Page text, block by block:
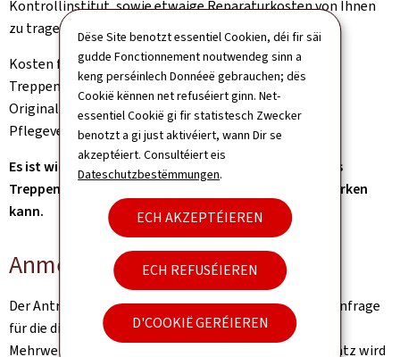
Dëse Site benotzt essentiel Cookien, déi fir säi
gudde Fonctionnement noutwendeg sinn a
keng perséinlech Donnéeë gebrauchen; dës
Cookië kënnen net refuséiert ginn. Net-
essentiel Cookië gi fir statistesch Zwecker
benotzt a gi just aktivéiert, wann Dir se
akzeptéiert. Consultéiert eis
Dateschutzbestëmmungen.
ECH AKZEPTÉIEREN
ECH REFUSÉIEREN
D'COOKIË GERÉIEREN
Kontrollinstitut, sowie etwaige Reparaturkosten von Ihnen
zu tragen.
Kosten für eine eventuelle spätere Demontage des
Treppenliftes und für die Wiederherstellung des
Originalzustandes der Treppe werden nicht von der
Pflegeversicherung übernommen.
Es ist wichtig zu bemerken, dass die Installation eines
Treppenliftes eine Anpassung Ihres Pflegeplanes bewirken
kann.
Anmerkungen
Der Antragsteller kann bei der Treppenliftfirma eine Anfrage
für die direkte Anwendung des ermäßigten
Mehrwertsteuersatzes von 3% stellen. Dieser Steuersatz wird